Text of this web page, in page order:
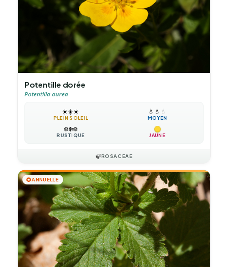
Potentille dorée
Potentilla aurea
☀️☀️☀️
PLEIN SOLEIL
💧 💧 💧
MOYEN
❄️❄️❄️
RUSTIQUE JAUNE
🍃ROSACEAE
🌻ANNUELLE